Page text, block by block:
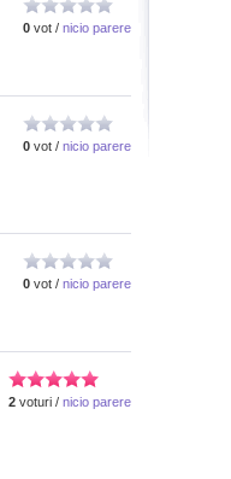
0 vot / nicio parere
0 vot / nicio parere
0 vot / nicio parere
2 voturi / nicio parere